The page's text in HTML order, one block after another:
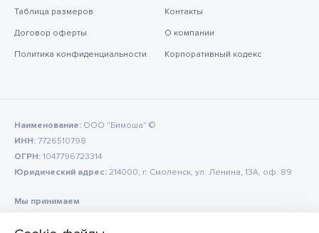
Таблица размеров
Договор оферты
Политика конфиденциальности
Контакты
О компании
Корпоративный кодекс
Наименование: ООО "Бимоша" ©
ИНН: 7726510798
ОГРН: 1047796723314
Юридический адрес: 214000, г. Смоленск, ул. Ленина, 13А, оф. 89
Мы принимаем